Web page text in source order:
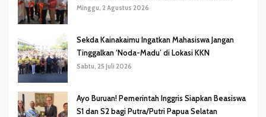
Pendidikan Karakter
Minggu, 2 Agustus 2026
Sekda Kainakaimu Ingatkan Mahasiswa Jangan
Tinggalkan ‘Noda-Madu’ di Lokasi KKN
Sabtu, 25 Juli 2026
Ayo Buruan! Pemerintah Inggris Siapkan Beasiswa
S1 dan S2 bagi Putra/Putri Papua Selatan